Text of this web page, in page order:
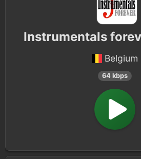
Instrumentals
Belgium
64 kbps